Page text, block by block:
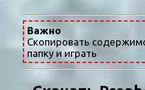
Важно
Скопировать
папку и играть